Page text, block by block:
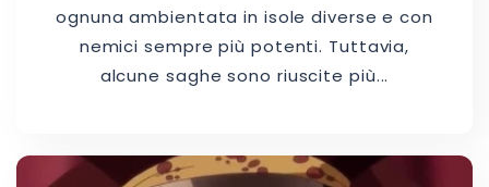
ognuna ambientata in isole diverse e con
nemici sempre più potenti. Tuttavia,
alcune saghe sono riuscite più...